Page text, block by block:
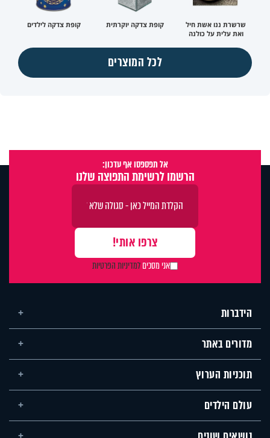
שרשרת ננו אשת חיל
ואת עלית על כולנה
קופת צדקה יוקרתית קופת צדקה לילדים
לכל המוצרים
אל תפספסו אף עדכון:
הרשמו לרשימת התפוצה שלנו
אני מסכיםלמדיניות הפרטיות
הידברות
מדורים באתר
תוכניות הערוץ
עולם הילדים